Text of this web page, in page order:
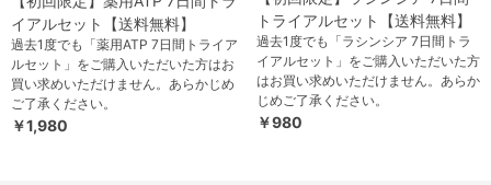
イアルセット【送料無料】
過去1度でも「薬用ATP 7日間トライア
ルセット」をご購入いただいた方はお
買い求めいただけません。あらかじめ
ご了承ください。
￥1,980
トライアルセット【送料無料】
過去1度でも「ラシンシア 7日間トラ
イアルセット」をご購入いただいた方
はお買い求めいただけません。あらか
じめご了承ください。
￥980